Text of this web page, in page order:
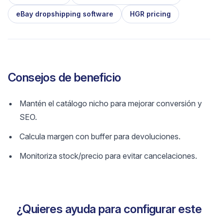
eBay dropshipping software HGR pricing
Consejos de beneficio
Mantén el catálogo nicho para mejorar conversión y
SEO.
Calcula margen con buffer para devoluciones.
Monitoriza stock/precio para evitar cancelaciones.
¿Quieres ayuda para configurar este